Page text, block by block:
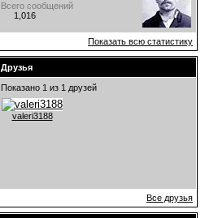
Всего сообщений
1,016
Показать всю статистику
Друзья
Показано 1 из 1 друзей
valeri3188
Все друзья